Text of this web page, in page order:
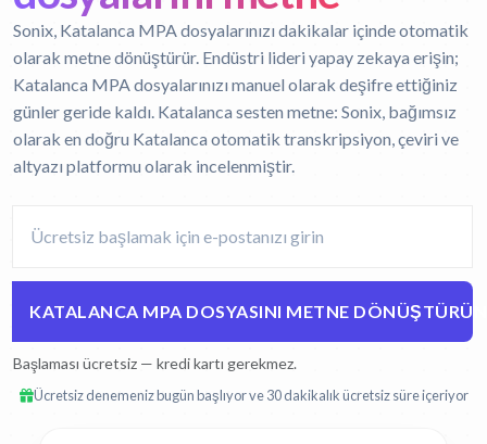
Sonix, Katalanca MPA dosyalarınızı dakikalar içinde otomatik
olarak metne dönüştürür. Endüstri lideri yapay zekaya erişin;
Katalanca MPA dosyalarınızı manuel olarak deşifre ettiğiniz
günler geride kaldı. Katalanca sesten metne: Sonix, bağımsız
olarak en doğru Katalanca otomatik transkripsiyon, çeviri ve
altyazı platformu olarak incelenmiştir.
KATALANCA MPA DOSYASINI METNE DÖNÜŞTÜRÜN
Başlaması ücretsiz — kredi kartı gerekmez.
Ücretsiz denemeniz bugün başlıyor ve 30 dakikalık ücretsiz süre içeriyor